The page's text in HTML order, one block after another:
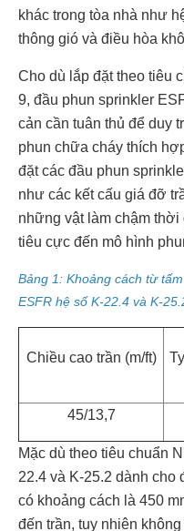
khác trong tòa nhà như
thông gió và điều hòa
Cho dù lắp đặt theo tiêu
9, đầu phun sprinkler
cản cần tuân thủ để duy
phun chữa cháy thích
đặt các đầu phun
như các kết cấu giá đỡ
những vật làm chậm
tiêu cực đến mô hình
Bảng 1: Khoảng cách từ
ESFR hệ số K-22.4 và K-
Chiều cao trần (m/ft)
45/13,7
Mặc dù theo tiêu chuẩn
22.4 và K-25.2 dành cho
có khoảng cách là 450
đến trần, tuy nhiên